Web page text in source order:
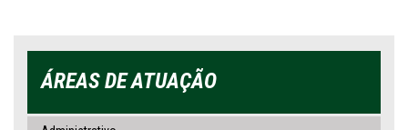
ÁREAS DE ATUAÇÃO